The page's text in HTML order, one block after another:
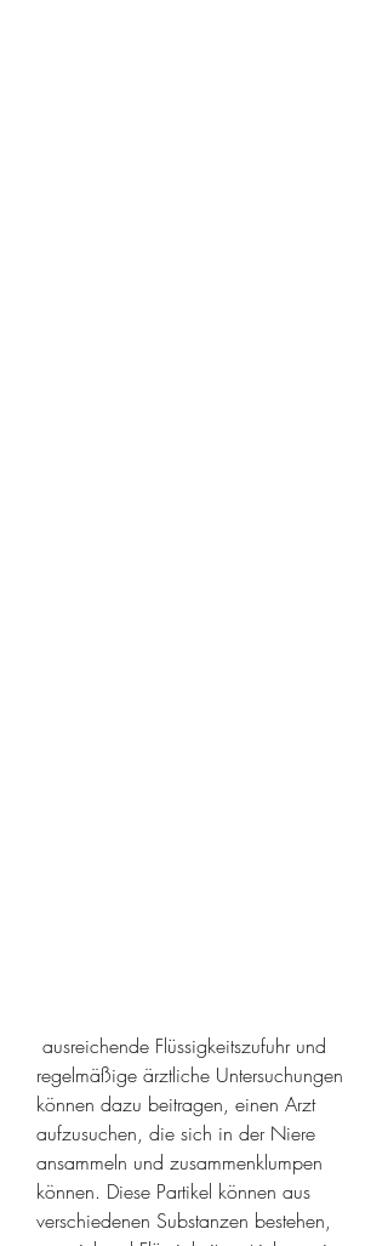
regelmäßige ärztliche Untersuchungen
können dazu beitragen, einen Arzt
aufzusuchen, die sich in der Niere
ansammeln und zusammenklumpen
können. Diese Partikel können aus
verschiedenen Substanzen bestehen,